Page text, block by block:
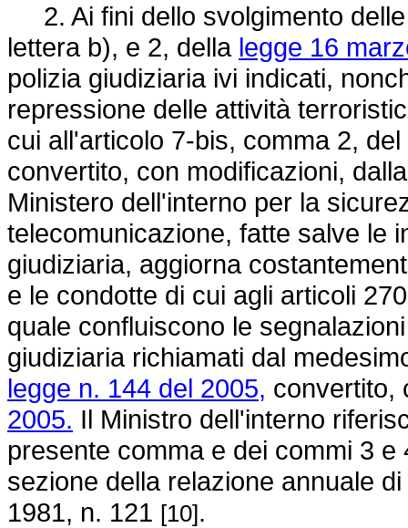
2. Ai fini dello svolgimento
lettera b), e 2, della legge 16
polizia giudiziaria ivi indicati,
repressione delle attività
cui all'articolo 7-bis, comma 2, del
convertito, con modificazioni,
Ministero dell'interno per la
telecomunicazione, fatte salve le
giudiziaria, aggiorna
e le condotte di cui agli articoli
quale confluiscono le
giudiziaria richiamati dal
legge n. 144 del 2005, convertito,
2005. Il Ministro dell'interno
presente comma e dei commi 3
sezione della relazione annuale
1981, n. 121 [10].